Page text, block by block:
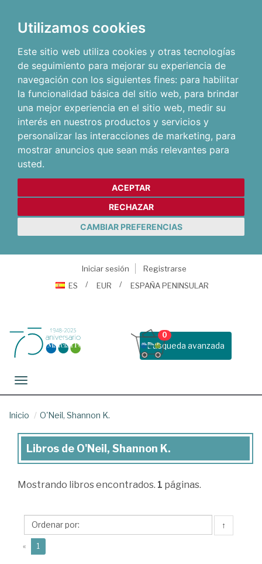
Utilizamos cookies
Este sitio web utiliza cookies y otras tecnologías
de seguimiento para mejorar su experiencia de
navegación con los siguientes fines: para habilitar
la funcionalidad básica del sitio web, para brindar
una mejor experiencia en el sitio web, medir su
interés en nuestros productos y servicios y
personalizar las interacciones de marketing, para
mostrar anuncios que sean más relevantes para
usted.
ACEPTAR
RECHAZAR
CAMBIAR PREFERENCIAS
Iniciar sesión
Registrarse
ES
EUR ESPAÑA PENINSULAR
Busqueda avanzada
0
Toggle navigation
Inicio O'Neil, Shannon K.
Libros
O'Neil,
Libros de O'Neil, Shannon K.
Mostrando libros encontrados. 1 páginas.
↑
« 1